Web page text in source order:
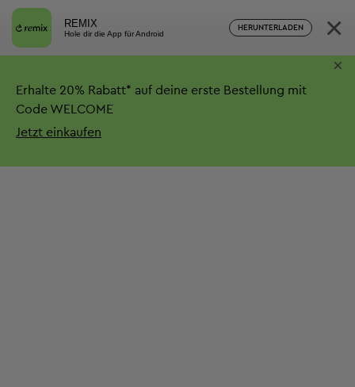
REMIX
Hole dir die App für Android
HERUNTERLADEN ×
Erhalte 20% Rabatt* auf deine erste Bestellung mit
Code WELCOME
Jetzt einkaufen
×